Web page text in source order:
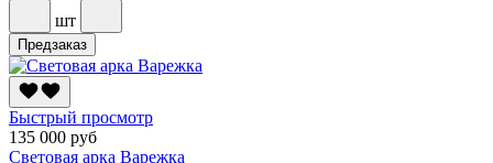
шт
Предзаказ
Быстрый просмотр
135 000 руб
Световая арка Варежка